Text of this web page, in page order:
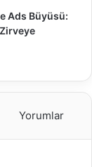
Ads Büyüsü:
Yorumlar